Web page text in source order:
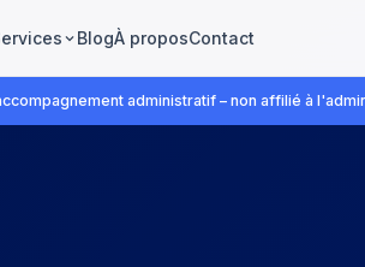
BlogÀ proposContact
administratif – non affilié à